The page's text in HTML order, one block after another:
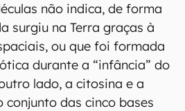
não indica, de forma
surgiu na Terra graças à
ou que foi formada
durante a “infância” do
lado, a citosina e a
das cinco bases